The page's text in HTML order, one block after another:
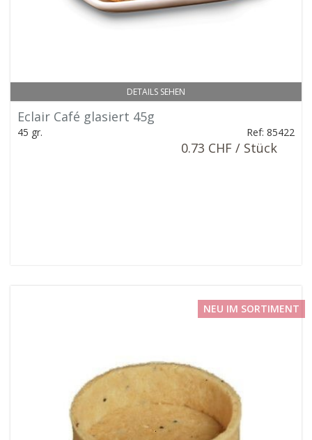
DETAILS SEHEN
Eclair Café glasiert 45g
45 gr. Ref: 85422
0.73 CHF / Stück
NEU IM SORTIMENT